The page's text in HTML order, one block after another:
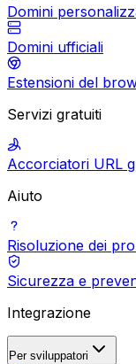
Domini
Domini ufficiali
Estensioni del
Servizi gratuiti
Accorciatori URL
Aiuto
Risoluzione dei
Sicurezza e
Integrazione
Per sviluppatori